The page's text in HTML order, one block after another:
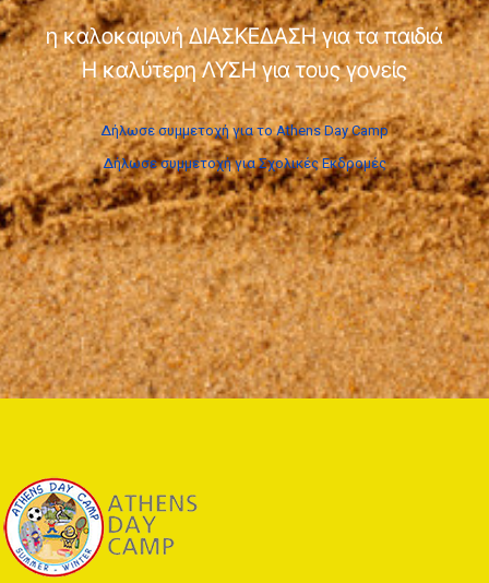
η καλοκαιρινή ΔΙΑΣΚΕΔΑΣΗ για τα παιδιά
Η καλύτερη ΛΥΣΗ για τους γονείς
Δήλωσε συμμετοχή για το Athens Day Camp
Δήλωσε συμμετοχή για Σχολικές Εκδρομές